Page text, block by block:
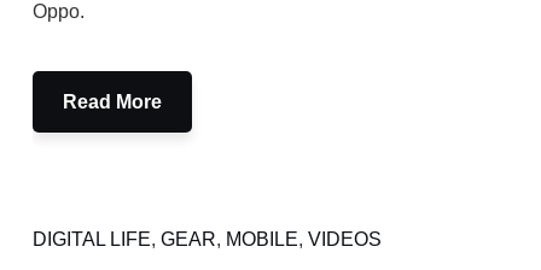
Oppo.
Read More
DIGITAL LIFE, GEAR, MOBILE, VIDEOS